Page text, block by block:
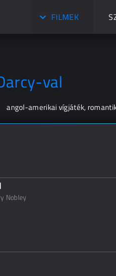
FILMEK
val
angol-amerikai vígjáték,
Nobley